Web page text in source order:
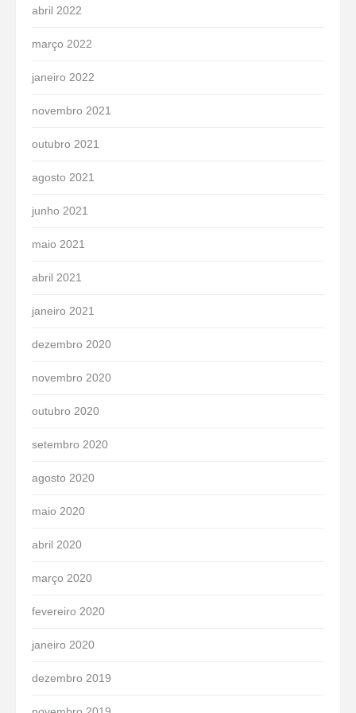
abril 2022
março 2022
janeiro 2022
novembro 2021
outubro 2021
agosto 2021
junho 2021
maio 2021
abril 2021
janeiro 2021
dezembro 2020
novembro 2020
outubro 2020
setembro 2020
agosto 2020
maio 2020
abril 2020
março 2020
fevereiro 2020
janeiro 2020
dezembro 2019